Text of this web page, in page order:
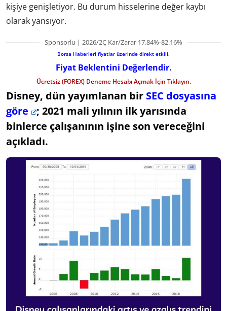
kişiye genişletiyor. Bu durum hisselerine değer kaybı
olarak yansıyor.
Sponsorlu | 2026/2Ç Kar/Zarar 17.84%-82.16%
Borsa Haberleri fiyatlar üzerinde direkt etkili.
Fiyat Beklentini Değerlendir.
Ücretsiz (FOREX) Deneme Hesabı Açmak İçin Tıklayın.
Disney, dün yayımlanan bir SEC dosyasına
göre
; 2021 mali yılının ilk yarısında
binlerce çalışanının işine son vereceğini
açıkladı.